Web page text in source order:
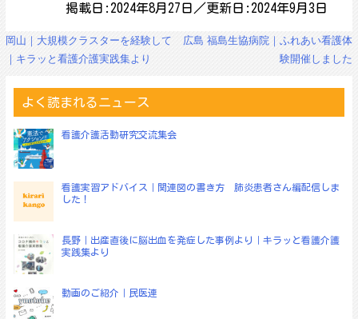
掲載日:2024年8月27日／更新日:2024年9月3日
投
稿
ナ
ー
シ
ョ
ン
岡山｜大規模クラスターを経験して
｜キラッと看護介護実践集より
広島 福島生協病院｜ふれあい看護体
験開催しました
よく読まれるニュース
看護介護活動研究交流集会
看護実習アドバイス｜関連図の書き方 肺炎患者さん編配信しま
した！
長野｜出産直後に脳出血を発症した事例より｜キラッと看護介護
実践集より
動画のご紹介｜民医連